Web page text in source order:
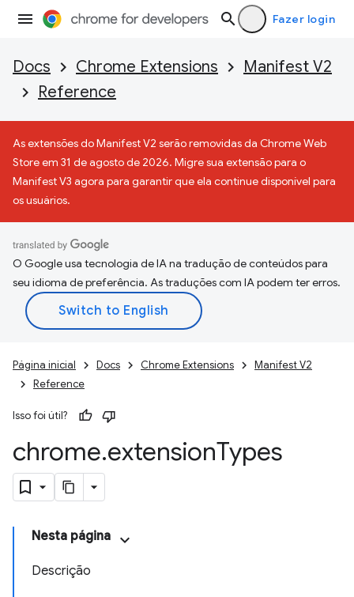
Fazer login
Docs Chrome Extensions
Manifest V2
Reference
As extensões do Manifest V2 serão removidas da Chrome Web
Store em 31 de agosto de 2026. Migre sua extensão para o
Manifest V3 agora para garantir que ela continue disponível para
os usuários.
O Google usa tecnologia de IA na tradução de conteúdos para
seu idioma de preferência. As traduções com IA podem ter erros.
Página inicial Docs Chrome Extensions
Manifest V2
Reference
Isso foi útil?
chrome.extensionTypes
Nesta página
Descrição